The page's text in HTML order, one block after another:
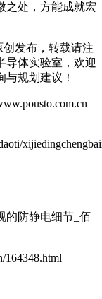
之处，方能成就宏
发布，转载请注
导体实验室，欢迎
规划建议！
的防静电细节_佰
164348.html